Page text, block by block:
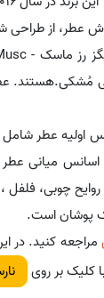
عطر، از طراحی
مُشکی.هستند.
اولیه عطر
اسانس
چوبی، فلفل
پوشان است.
مراجعه کنید. در
کلیک بر روی